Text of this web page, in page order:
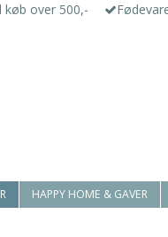
køb over 500,-
HAPPY HOME & GAVER